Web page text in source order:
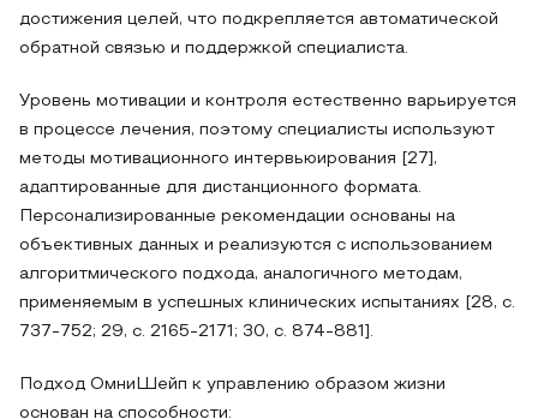
достижения целей, что подкрепляется автоматической
обратной связью и поддержкой специалиста.
Уровень мотивации и контроля естественно варьируется
в процессе лечения, поэтому специалисты используют
методы мотивационного интервьюирования [27],
адаптированные для дистанционного формата.
Персонализированные рекомендации основаны на
объективных данных и реализуются с использованием
алгоритмического подхода, аналогичного методам,
применяемым в успешных клинических испытаниях [28, с.
737-752; 29, с. 2165-2171; 30, с. 874-881].
Подход ОмниШейп к управлению образом жизни
основан на способности: